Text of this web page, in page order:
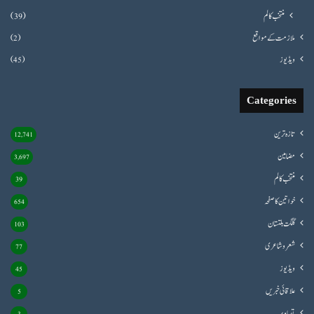
منتخب کالم (39)
ملازمت کے مواقع
(2)
ویڈیوز
(45)
Categories
تازہ ترین 12,741
مضامین 3,697
منتخب کالم 39
خواتین کا صفحہ 654
گلگت بلتستان 103
شعروشاعری 77
ویڈیوز 45
علاقائی خبریں 5